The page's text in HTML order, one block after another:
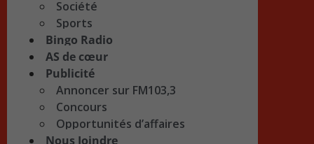
Société
Sports
Bingo Radio
AS de cœur
Publicité
Annoncer sur FM103,3
Concours
Opportunités d’affaires
Nous Joindre